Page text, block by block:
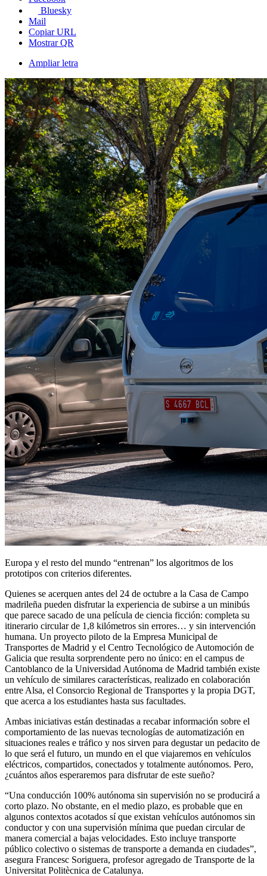
Bluesky
Mail
Copiar URL
Mostrar QR
Ampliar letra
Europa y el resto del mundo “entrenan” los algoritmos de los
prototipos con criterios diferentes.
Quienes se acerquen antes del 24 de octubre a la Casa de Campo
madrileña pueden disfrutar la experiencia de subirse a un minibús
que parece sacado de una película de ciencia ficción: completa su
itinerario circular de 1,8 kilómetros sin errores… y sin intervención
humana. Un proyecto piloto de la Empresa Municipal de
Transportes de Madrid y el Centro Tecnológico de Automoción de
Galicia que resulta sorprendente pero no único: en el campus de
Cantoblanco de la Universidad Autónoma de Madrid también existe
un vehículo de similares características, realizado en colaboración
entre Alsa, el Consorcio Regional de Transportes y la propia DGT,
que acerca a los estudiantes hasta sus facultades.
Ambas iniciativas están destinadas a recabar información sobre el
comportamiento de las nuevas tecnologías de automatización en
situaciones reales e tráfico y nos sirven para degustar un pedacito de
lo que será el futuro, un mundo en el que viajaremos en vehículos
eléctricos, compartidos, conectados y totalmente autónomos. Pero,
¿cuántos años esperaremos para disfrutar de este sueño?
“Una conducción 100% autónoma sin supervisión no se producirá a
corto plazo. No obstante, en el medio plazo, es probable que en
algunos contextos acotados sí que existan vehículos autónomos sin
conductor y con una supervisión mínima que puedan circular de
manera comercial a bajas velocidades. Esto incluye transporte
público colectivo o sistemas de transporte a demanda en ciudades”,
asegura Francesc Soriguera, profesor agregado de Transporte de la
Universitat Politècnica de Catalunya.